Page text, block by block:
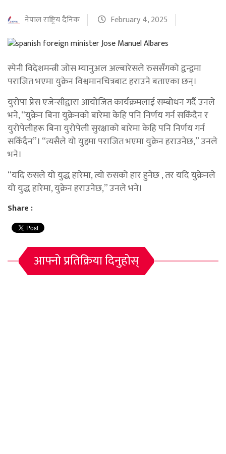
नेपाल राष्ट्रिय दैनिक February 4, 2025
स्पेनी विदेशमन्त्री जोस म्यानुअल अल्बारेसले रुससँगको द्वन्द्वमा
पराजित भएमा युक्रेन विश्वमानचित्रबाट हराउने बताएका छन्।
युरोपा प्रेस एजेन्सीद्वारा आयोजित कार्यक्रमलाई सम्बोधन गर्दै उनले
भने, “युक्रेन बिना युक्रेनको बारेमा केहि पनि निर्णय गर्न सकिँदैन र
युरोपेलीहरू बिना युरोपेली सुरक्षाको बारेमा केहि पनि निर्णय गर्न
सकिँदैन”। “त्यसैले यो युद्दमा पराजित भएमा युक्रेन हराउनेछ,” उनले
भने।
“यदि रुसले यो युद्ध हारेमा, त्यो रुसको हार हुनेछ , तर यदि युक्रेनले
यो युद्ध हारेमा, युक्रेन हराउनेछ,” उनले भने।
Share :
आफ्नो प्रतिक्रिया दिनुहोस्